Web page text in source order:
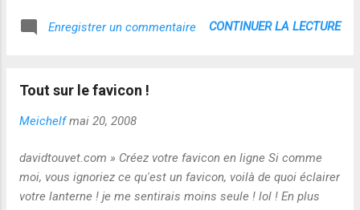
Enregistrer un commentaire CONTINUER LA LECTURE
Tout sur le favicon !
Meichelf mai 20, 2008
davidtouvet.com » Créez votre favicon en ligne Si comme
moi, vous ignoriez ce qu'est un favicon, voilà de quoi éclairer
votre lanterne ! je me sentirais moins seule ! lol ! En plus